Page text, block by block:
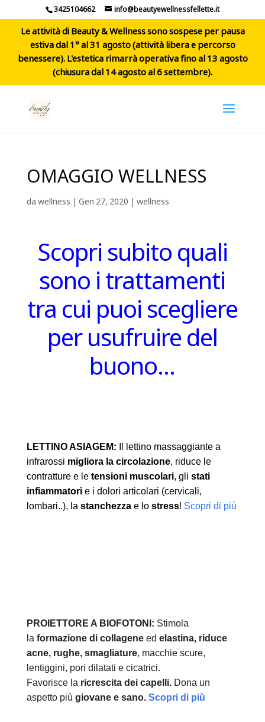
3425104662 info@beautyewellnessfellette.it
Le attività di Beauty & Wellness sono sospese per pausa
estiva dal 1° al 31 agosto (attività libera e percorso
benessere). L'estetica rimarrà operativa fino al 13 agosto
(chiusura dal 14 agosto al 6 settembre).
OMAGGIO WELLNESS
dawellness | Gen 27, 2020 | wellness
Scopri subito quali
sono i trattamenti
tra cui puoi scegliere
per usufruire del
buono…
LETTINO ASIAGEM:
Il lettino massaggiante a
infrarossi migliora la circolazione, riduce le
contratture e le tensioni muscolari, gli stati
infiammatori e i dolori articolari (cervicali,
lombari..), la stanchezzae lo stress! Scopri di più
PROIETTORE A BIOFOTONI: Stimola
la formazione di collagene ed elastina, riduce
acne, rughe, smagliature, macchie scure,
lentiggini, pori dilatati e cicatrici.
Favorisce la ricrescita dei capelli. Dona un
aspetto più giovane e sano. Scopri di più